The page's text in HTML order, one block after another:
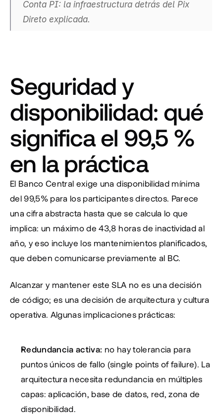
Conta PI: la infraestructura detrás del Pix
Direto explicada.
Seguridad y
disponibilidad: qué
significa el 99,5 %
en la práctica
El Banco Central exige una disponibilidad mínima
del 99,5% para los participantes directos. Parece
una cifra abstracta hasta que se calcula lo que
implica: un máximo de 43,8 horas de inactividad al
año, y eso incluye los mantenimientos planificados,
que deben comunicarse previamente al BC.
Alcanzar y mantener este SLA no es una decisión
de código; es una decisión de arquitectura y cultura
operativa. Algunas implicaciones prácticas:
Redundancia activa: no hay tolerancia para
puntos únicos de fallo (single points of failure). La
arquitectura necesita redundancia en múltiples
capas: aplicación, base de datos, red, zona de
disponibilidad.